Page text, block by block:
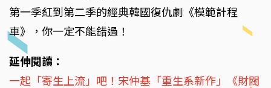
第一季紅到第二季的經典韓國復仇劇《模範計程
車》，你一定不能錯過！
延伸閱讀：
一起「寄生上流」吧！宋仲基「重生系新作」《財閥